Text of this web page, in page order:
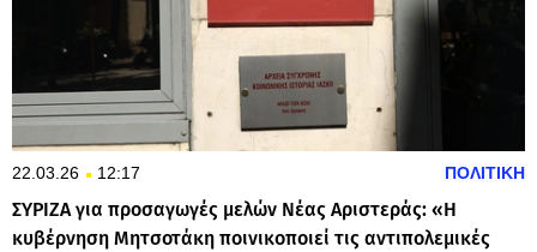
22.03.26 12:17 ΠΟΛΙΤΙΚΗ
ΣΥΡΙΖΑ για προσαγωγές μελών Νέας Αριστεράς: «Η
κυβέρνηση Μητσοτάκη ποινικοποιεί τις αντιπολεμικές